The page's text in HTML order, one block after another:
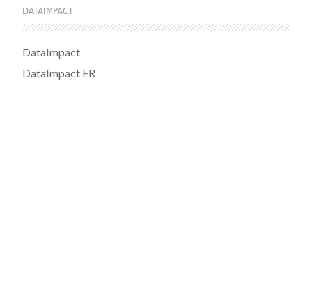
DATAIMPACT
DataImpact
DataImpact FR